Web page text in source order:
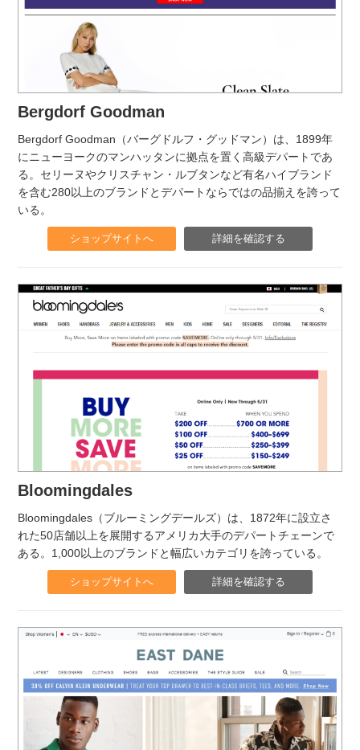
Bergdorf Goodman
Bergdorf Goodman（バーグドルフ・グッドマン）は、1899年
にニューヨークのマンハッタンに拠点を置く高級デパートであ
る。セリーヌやクリスチャン・ルブタンなど有名ハイブランド
を含む280以上のブランドとデパートならではの品揃えを誇って
いる。
ショップサイトへ 詳細を確認する
Bloomingdales
Bloomingdales（ブルーミングデールズ）は、1872年に設立さ
れた50店舗以上を展開するアメリカ大手のデパートチェーンで
ある。1,000以上のブランドと幅広いカテゴリを誇っている。
ショップサイトへ 詳細を確認する